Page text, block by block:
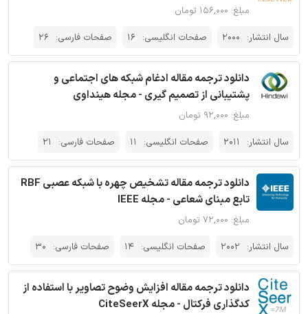
مبلغ: ۱۵۶,۰۰۰ تومان
سال انتشار: 2000 صفحات انگلیسی: 16 صفحات فارسی: 26
دانلود ترجمه مقاله ادغام شبکه های اجتماعی و
پشتیبانی از تصمیم گیری - مجله هینداوی
مبلغ: ۹۲,۰۰۰ تومان
سال انتشار:
2011 صفحات انگلیسی: 11 صفحات فارسی: 21
دانلود ترجمه مقاله تشخیص چهره با شبکه عصبی RBF
تابع مبنای شعاعی - مجله IEEE
مبلغ: ۷۲,۰۰۰ تومان
سال انتشار: 2002 صفحات انگلیسی: 14 صفحات فارسی: 30
دانلود ترجمه مقاله افزایش وضوح تصاویر با استفاده از
کدگذاری فرکتال - مجله CiteSeerX